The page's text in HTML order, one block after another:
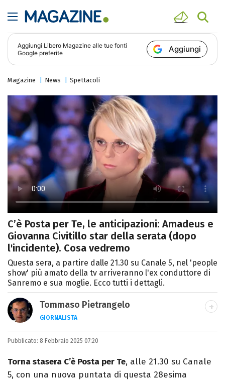
Aggiungi Libero Magazine alle tue fonti
Google preferite
Aggiungi
Magazine News Spettacoli
C’è Posta per Te, le anticipazioni: Amadeus e
Giovanna Civitillo star della serata (dopo
l'incidente). Cosa vedremo
Questa sera, a partire dalle 21.30 su Canale 5, nel 'people
show' più amato della tv arriveranno l'ex conduttore di
Sanremo e sua moglie. Ecco tutti i dettagli.
Tommaso Pietrangelo
GIORNALISTA
Autore, giornalista, cantautore. Laureato in
cinema, poesia e Shakespeare. Scrive
canzoni e ama i gatti.
Pubblicato: 8 Febbraio 2025 07:20
Torna stasera C’è Posta per Te, alle 21.30 su Canale
5, con una nuova puntata di questa 28esima